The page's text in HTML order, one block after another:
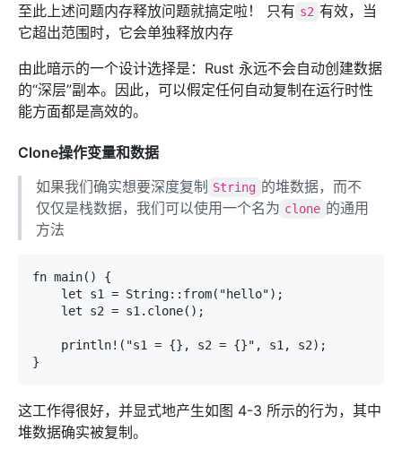
至此上述问题内存释放问题就搞定啦！ 只有 s2 有效，当
它超出范围时，它会单独释放内存
由此暗示的一个设计选择是：Rust 永远不会自动创建数据
的“深层”副本。因此，可以假定任何自动复制在运行时性
能方面都是高效的。
Clone操作变量和数据
如果我们确实想要深度复制 String 的堆数据，而不
仅仅是栈数据，我们可以使用一个名为 clone 的通用
方法
fn main() {
    let s1 = String::from("hello");
    let s2 = s1.clone();
    println!("s1 = {}, s2 = {}", s1, s2);
}
这工作得很好，并显式地产生如图 4-3 所示的行为，其中
堆数据确实被复制。